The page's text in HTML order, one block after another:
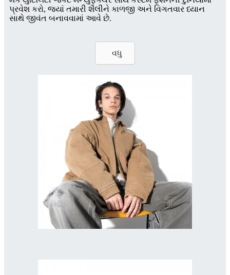
પ્રવેશ કરો, જ્યાં તમારી શૈલીને કાળજી અને વિગતવાર ધ્યાન
સાથે જીવંત બનાવવામાં આવે છે.
વધુ